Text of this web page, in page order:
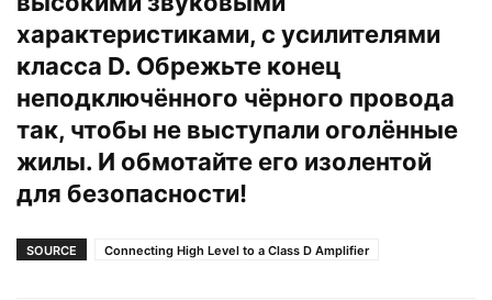
характеристиками, с усилителями
класса D. Обрежьте конец
неподключённого чёрного провода
так, чтобы не выступали оголённые
жилы. И обмотайте его изолентой
для безопасности!
SOURCE Connecting High Level to a Class D Amplifier